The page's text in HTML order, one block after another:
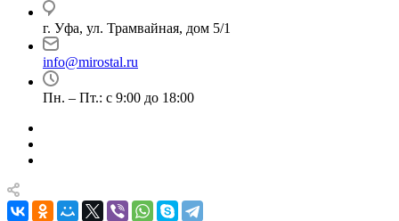
г. Уфа, ул. Трамвайная, дом 5/1
info@mirostal.ru
Пн. – Пт.: с 9:00 до 18:00